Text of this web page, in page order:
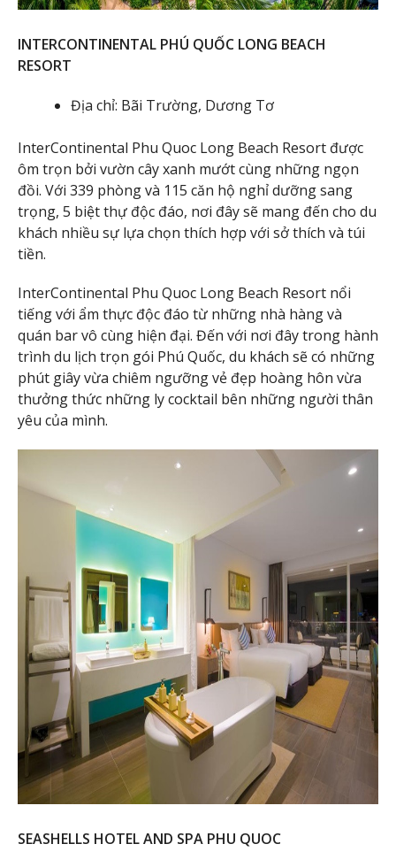
INTERCONTINENTAL PHÚ QUỐC LONG BEACH
RESORT
Địa chỉ: Bãi Trường, Dương Tơ
InterContinental Phu Quoc Long Beach Resort được
ôm trọn bởi vườn cây xanh mướt cùng những ngọn
đồi. Với 339 phòng và 115 căn hộ nghỉ dưỡng sang
trọng, 5 biệt thự độc đáo, nơi đây sẽ mang đến cho du
khách nhiều sự lựa chọn thích hợp với sở thích và túi
tiền.
InterContinental Phu Quoc Long Beach Resort nổi
tiếng với ẩm thực độc đáo từ những nhà hàng và
quán bar vô cùng hiện đại. Đến với nơi đây trong hành
trình du lịch trọn gói Phú Quốc, du khách sẽ có những
phút giây vừa chiêm ngưỡng vẻ đẹp hoàng hôn vừa
thưởng thức những ly cocktail bên những người thân
yêu của mình.
SEASHELLS HOTEL AND SPA PHU QUOC